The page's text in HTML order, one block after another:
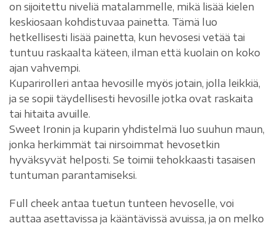
on sijoitettu niveliä matalammelle, mikä lisää kielen
keskiosaan kohdistuvaa painetta. Tämä luo
hetkellisesti lisää painetta, kun hevosesi vetää tai
tuntuu raskaalta käteen, ilman että kuolain on koko
ajan vahvempi.
Kuparirolleri antaa hevosille myös jotain, jolla leikkiä,
ja se sopii täydellisesti hevosille jotka ovat raskaita
tai hitaita avuille.
Sweet Ironin ja kuparin yhdistelmä luo suuhun maun,
jonka herkimmät tai nirsoimmat hevosetkin
hyväksyvät helposti. Se toimii tehokkaasti tasaisen
tuntuman parantamiseksi.
Full cheek antaa tuetun tunteen hevoselle, voi
auttaa asettavissa ja kääntävissä avuissa, ja on melko